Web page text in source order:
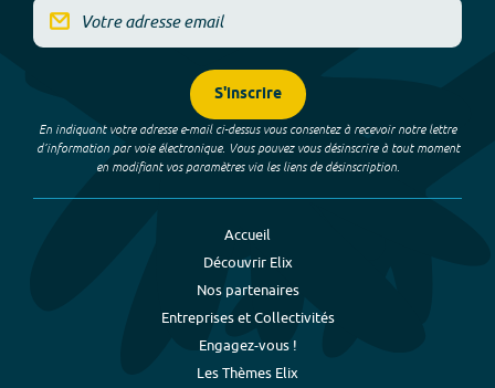
S'inscrire
En indiquant votre adresse e-mail ci-dessus vous consentez à recevoir notre lettre
d’information par voie électronique. Vous pouvez vous désinscrire à tout moment
en modifiant vos paramètres via les liens de désinscription.
Accueil
Découvrir Elix
Nos partenaires
Entreprises et Collectivités
Engagez-vous !
Les Thèmes Elix